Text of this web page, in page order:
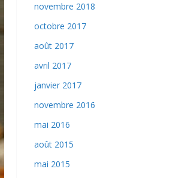
novembre 2018
octobre 2017
août 2017
avril 2017
janvier 2017
novembre 2016
mai 2016
août 2015
mai 2015